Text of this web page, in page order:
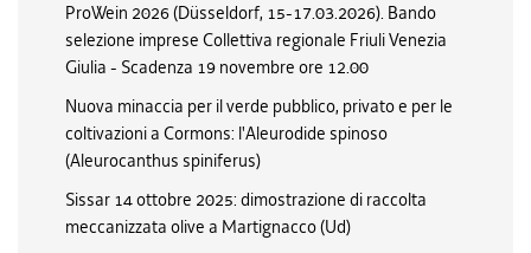
ProWein 2026 (Düsseldorf, 15-17.03.2026). Bando
selezione imprese Collettiva regionale Friuli Venezia
Giulia - Scadenza 19 novembre ore 12.00
Nuova minaccia per il verde pubblico, privato e per le
coltivazioni a Cormons: l'Aleurodide spinoso
(Aleurocanthus spiniferus)
Sissar 14 ottobre 2025: dimostrazione di raccolta
meccanizzata olive a Martignacco (Ud)